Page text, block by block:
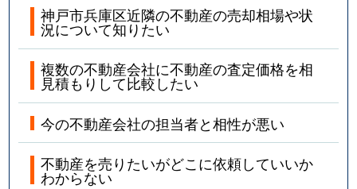
神戸市兵庫区近隣の不動産の売却相場や状
況について知りたい
複数の不動産会社に不動産の査定価格を相
見積もりして比較したい
今の不動産会社の担当者と相性が悪い
不動産を売りたいがどこに依頼していいか
わからない